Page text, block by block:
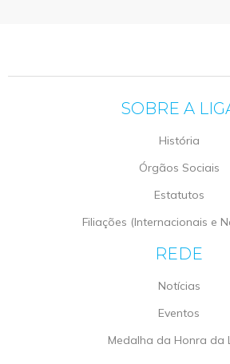
SOBRE A
História
Órgãos Sociais
Estatutos
Filiações (Internacionais e
REDE
Notícias
Eventos
Medalha da Honra da